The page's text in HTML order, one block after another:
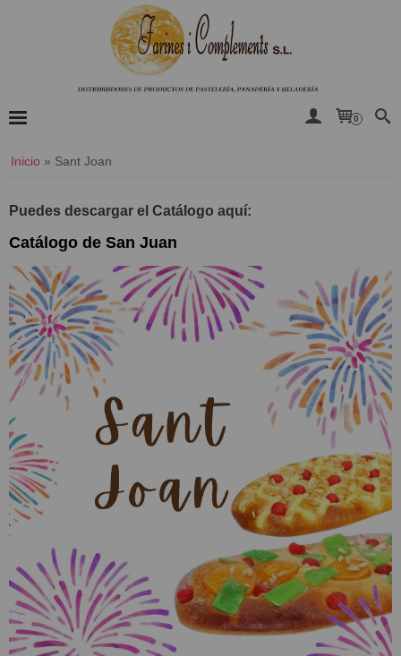
0
Inicio » Sant Joan
Puedes descargar el Catálogo aquí:
Catálogo de San Juan